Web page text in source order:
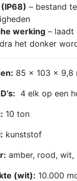
– bestand
werking – laadt
het donker
85 × 103 × 9,8
4 elk op een
10 ton
kunststof
amber, rood,
(wit): 10.000